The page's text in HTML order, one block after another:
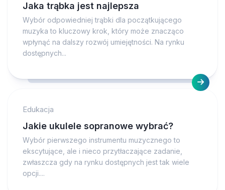
Jaka trąbka jest najlepsza
Wybór odpowiedniej trąbki dla początkującego
muzyka to kluczowy krok, który może znacząco
wpłynąć na dalszy rozwój umiejętności. Na rynku
dostępnych...
Edukacja
Jakie ukulele sopranowe wybrać?
Wybór pierwszego instrumentu muzycznego to
ekscytujące, ale i nieco przytłaczające zadanie,
zwłaszcza gdy na rynku dostępnych jest tak wiele
opcji....